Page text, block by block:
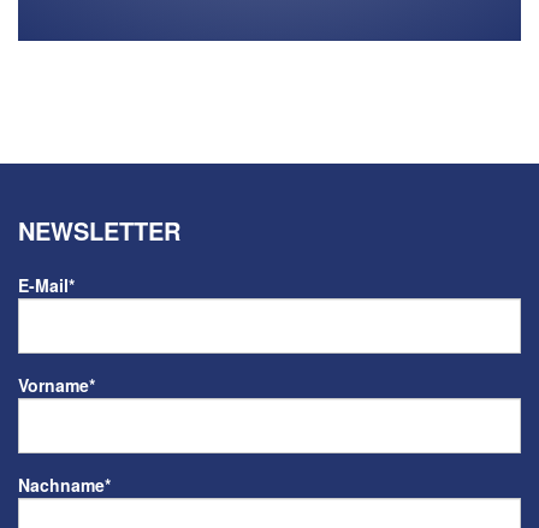
NEWSLETTER
E-Mail*
Vorname*
Nachname*